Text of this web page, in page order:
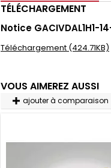
TÉLÉCHARGEMENT
Notice GACIVDAL1H1-
Téléchargement (424.71KB)
VOUS AIMEREZ AUSSI
ajouter à comparaison